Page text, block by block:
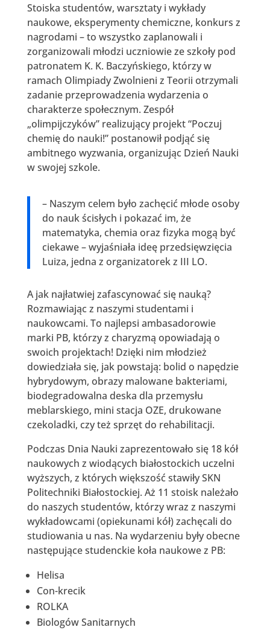
Stoiska studentów, warsztaty i wykłady
naukowe, eksperymenty chemiczne, konkurs z
nagrodami – to wszystko zaplanowali i
zorganizowali młodzi uczniowie ze szkoły pod
patronatem K. K. Baczyńskiego, którzy w
ramach Olimpiady Zwolnieni z Teorii otrzymali
zadanie przeprowadzenia wydarzenia o
charakterze społecznym. Zespół
„olimpijczyków” realizujący projekt “Poczuj
chemię do nauki!” postanowił podjąć się
ambitnego wyzwania, organizując Dzień Nauki
w swojej szkole.
– Naszym celem było zachęcić młode osoby
do nauk ścisłych i pokazać im, że
matematyka, chemia oraz fizyka mogą być
ciekawe – wyjaśniała ideę przedsięwzięcia
Luiza, jedna z organizatorek z III LO.
A jak najłatwiej zafascynować się nauką?
Rozmawiając z naszymi studentami i
naukowcami. To najlepsi ambasadorowie
marki PB, którzy z charyzmą opowiadają o
swoich projektach! Dzięki nim młodzież
dowiedziała się, jak powstają: bolid o napędzie
hybrydowym, obrazy malowane bakteriami,
biodegradowalna deska dla przemysłu
meblarskiego, mini stacja OZE, drukowane
czekoladki, czy też sprzęt do rehabilitacji.
Podczas Dnia Nauki zaprezentowało się 18 kół
naukowych z wiodących białostockich uczelni
wyższych, z których większość stawiły SKN
Politechniki Białostockiej. Aż 11 stoisk należało
do naszych studentów, którzy wraz z naszymi
wykładowcami (opiekunami kół) zachęcali do
studiowania u nas. Na wydarzeniu były obecne
następujące studenckie koła naukowe z PB:
Helisa
Con-krecik
ROLKA
Biologów Sanitarnych